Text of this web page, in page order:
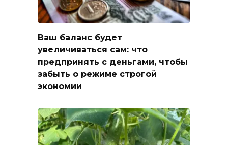
Ваш баланс будет
увеличиваться сам: что
предпринять с деньгами, чтобы
забыть о режиме строгой
экономии